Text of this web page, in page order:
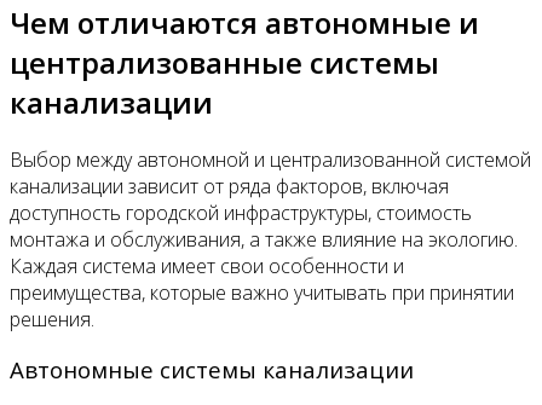
Чем отличаются автономные и
централизованные системы
канализации
Выбор между автономной и централизованной системой
канализации зависит от ряда факторов, включая
доступность городской инфраструктуры, стоимость
монтажа и обслуживания, а также влияние на экологию.
Каждая система имеет свои особенности и
преимущества, которые важно учитывать при принятии
решения.
Автономные системы канализации